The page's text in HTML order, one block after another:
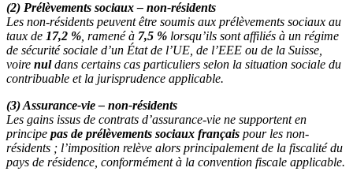
(2) Prélèvements sociaux – non-résidents
Les non-résidents peuvent être soumis aux prélèvements sociaux au
taux de 17,2 % , ramené à 7,5 % lorsqu’ils sont affiliés à un régime
de sécurité sociale d’un État de l’UE, de l’EEE ou de la Suisse,
voire nuldans certains cas particuliers selon la situation sociale du
contribuable et la jurisprudence applicable.
(3) Assurance-vie – non-résidents
Les gains issus de contrats d’assurance-vie ne supportent en
principe pas de prélèvements sociaux français pour les non-
résidents ; l’imposition relève alors principalement de la fiscalité du
pays de résidence, conformément à la convention fiscale applicable.